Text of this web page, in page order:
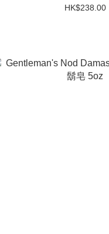
HK$238.00